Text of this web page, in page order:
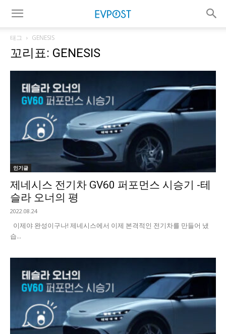
태그 GENESIS
꼬리표: GENESIS
인기글
제네시스 전기차 GV60 퍼포먼스 시승기 -테
슬라 오너의 평
2022.08.24
이제야 완성이구나! 제네시스에서 이제 본격적인 전기차를 만들어 냈
습...